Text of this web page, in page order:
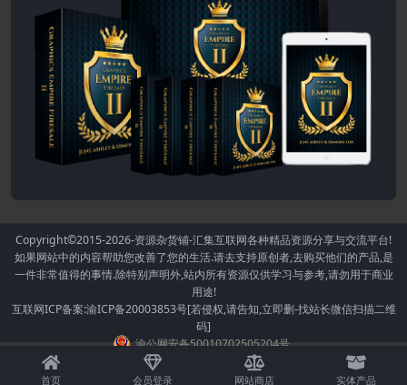
Copyright©2015-2026-资源杂货铺-汇集互联网各种精品资源分享与交流平台!
如果网站中的内容帮助您改善了您的生活.请去支持原创者,去购买他们的产品,是
一件非常值得的事情.除特别声明外,站内所有资源仅供学习与参考,请勿用于商业
用途!
互联网ICP备案:渝ICP备20003853号[若侵权,请告知,立即删-找站长微信扫描二维
码]
渝公网安备50010702505204号
首页 会员登录 网站商店 实体产品